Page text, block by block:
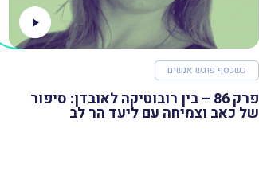
כשכסף פוגש אנשים
פרק 86 – בין רובוטיקה לאובדן: סיפור
של כאב וצמיחה עם ליעד הר לב